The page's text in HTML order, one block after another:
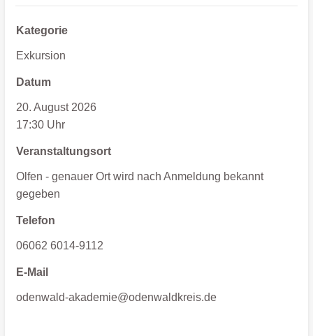
Kategorie
Exkursion
Datum
20. August 2026
17:30 Uhr
Veranstaltungsort
Olfen - genauer Ort wird nach Anmeldung bekannt
gegeben
Telefon
06062 6014-9112
E-Mail
odenwald-akademie@odenwaldkreis.de